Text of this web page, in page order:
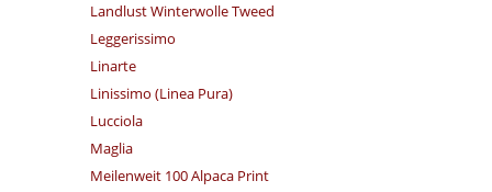
Landlust Winterwolle Tweed
Leggerissimo
Linarte
Linissimo (Linea Pura)
Lucciola
Maglia
Meilenweit 100 Alpaca Print